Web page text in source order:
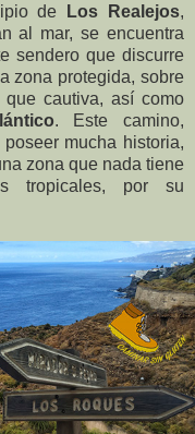
de Los Realejos,
al mar, se encuentra
sendero que discurre
zona protegida, sobre
que cautiva, así como
. Este camino,
mucha historia,
zona que nada tiene
tropicales, por su